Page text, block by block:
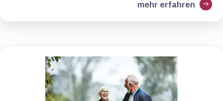
mehr erfahren arrow_right_alt